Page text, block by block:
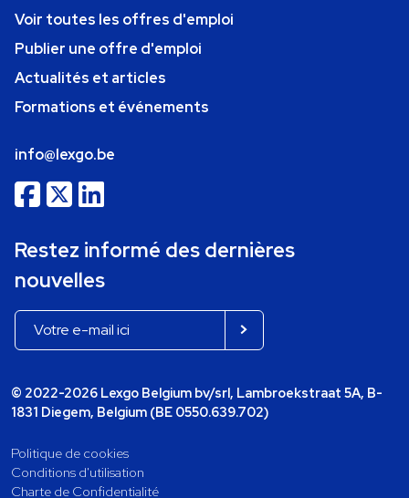
Voir toutes les offres d'emploi
Publier une offre d'emploi
Actualités et articles
Formations et événements
info@lexgo.be
Restez informé des dernières
nouvelles
© 2022-2026 Lexgo Belgium bv/srl, Lambroekstraat 5A, B-
1831 Diegem, Belgium (BE 0550.639.702)
Politique de cookies
Conditions d'utilisation
Charte de Confidentialité